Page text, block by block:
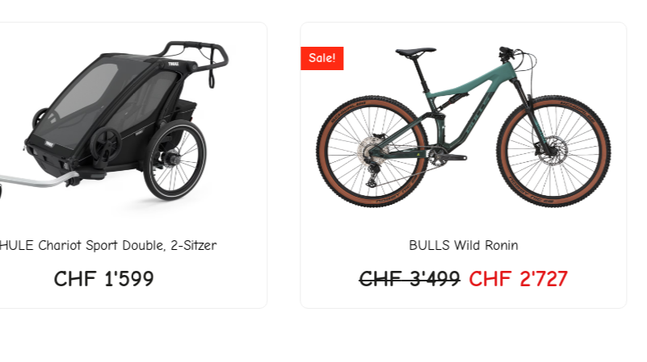
Chariot Sport Double, 2-Sitzer
CHF1'599
Sale!
BULLSWild Ronin
CHF3'499
Preis
war:
CHF 3'499
CHF2'727
ist:
CHF